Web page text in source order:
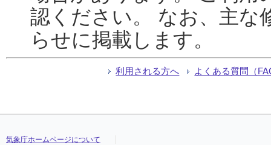
認ください。 なお、主な
らせに掲載します。
利用される方へ よくある質問（
気象庁ホームページについて